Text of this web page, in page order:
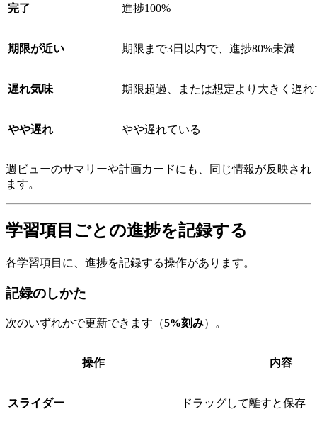
完了 進捗100%
期限が近い 期限まで3日以内で、進捗80%未満
遅れ気味 期限超過、または想定より大きく遅れ
やや遅れ やや遅れている
週ビューのサマリーや計画カードにも、同じ情報が反映され
ます。
学習項目ごとの進捗を記録する
各学習項目に、進捗を記録する操作があります。
記録のしかた
次のいずれかで更新できます（5%刻み）。
操作 内容
スライダー ドラッグして離すと保存